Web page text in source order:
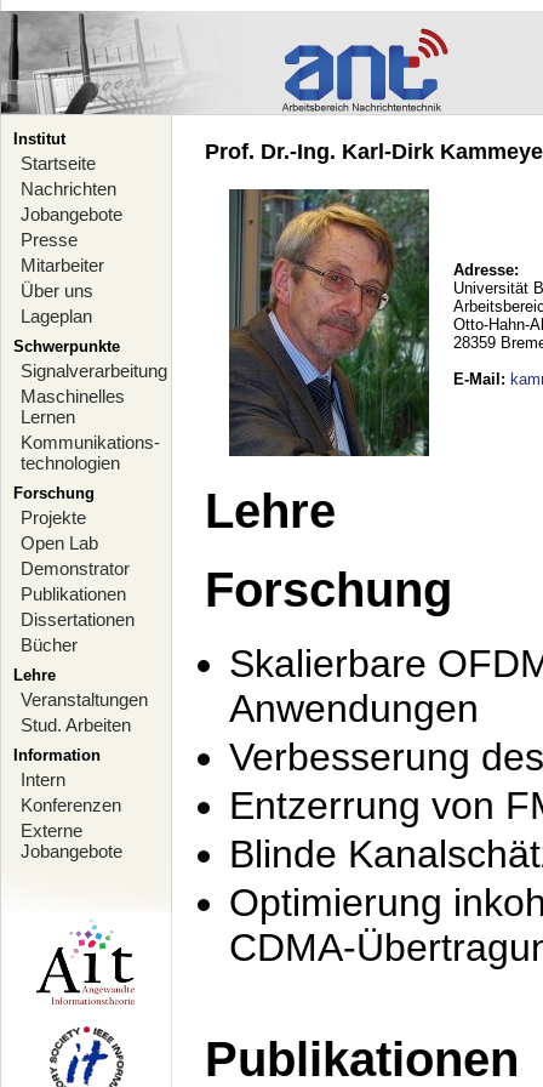
Institut
Startseite
Nachrichten
Jobangebote
Presse
Mitarbeiter
Über uns
Lageplan
Schwerpunkte
Signalverarbeitung
Maschinelles
Lernen
Kommunikations-
technologien
Forschung
Projekte
Open Lab
Demonstrator
Publikationen
Dissertationen
Bücher
Lehre
Veranstaltungen
Stud. Arbeiten
Information
Intern
Konferenzen
Externe
Jobangebote
Prof. Dr.-Ing. Karl-Dirk
Adresse:
Universität
Otto-Hahn-
28359
E-Mail :
Lehre
Forschung
Skalierbare
Anwendungen
Verbesserung
Entzerrung von
Blinde
Optimierung
CDMA-
Publikationen